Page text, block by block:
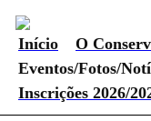
Início O
Eventos/Fotos/
Inscrições 2026/